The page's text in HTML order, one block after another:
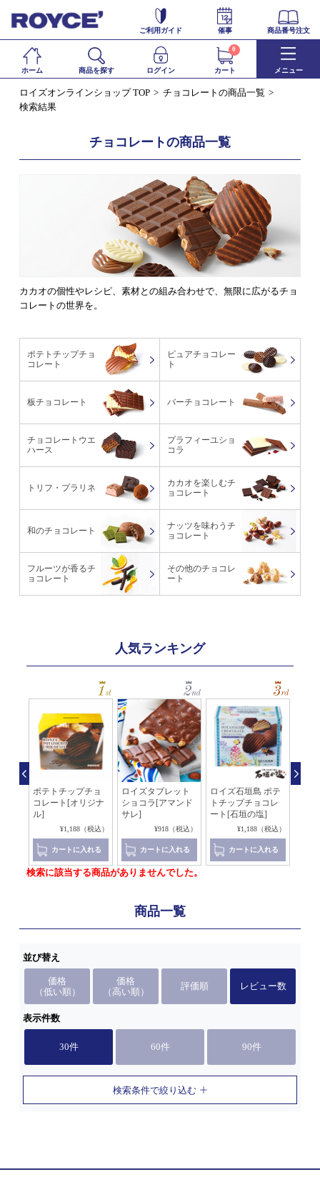
ご利用ガイド 催事 商品番号注文
ホーム 商品を探す ログイン カート
0
メニュー
ロイズオンラインショップ TOP
チョコレートの商品一覧
検索結果
チョコレートの商品一覧
カカオの個性やレシピ、素材との組み合わせで、無限に広がるチョ
コレートの世界を。
ポテトチップチョ
コレート
ピュアチョコレー
ト
板チョコレート バーチョコレート
チョコレートウエ
ハース
プラフィーユショ
コラ
トリフ・プラリネ
カカオを楽しむチ
ョコレート
和のチョコレート
ナッツを味わうチ
ョコレート
フルーツが香るチ
ョコレート
その他のチョコレ
ート
人気ランキング
ポテトチップチョ
コレート[オリジナ
ル]
¥1,188（税込）
カートに入れる
ロイズタブレット
ショコラ[アマンド
サレ]
¥918（税込）
カートに入れる
ロイズ石垣島 ポテ
トチップチョコレ
ート[石垣の塩]
¥1,188（税込）
カートに入れる
検索に該当する商品がありませんでした。
商品一覧
並び替え
価格
（低い順）
価格
（高い順）
評価順 レビュー数
表示件数
30件 60件 90件
検索条件で絞り込む